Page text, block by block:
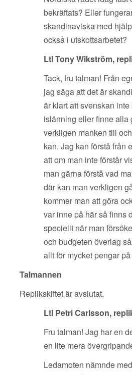
bekräftats? Eller
skandinaviska med
också i utskottsarbetet?
Ltl Tony Wikström,
Tack, fru talman! Från
jag säga att det är
är klart att svenskan
islänning eller finne alla
verkligen manken till
kan. Jag kan förstå från
att om man inte förstår
man gärna förstå vad
där kan man verkligen
kommer man att göra
var inne på här så finns
speciellt när man
och budgeten överlag
allt för mycket pengar på
Talmannen
Replikskiftet är avslutat.
Ltl Petri Carlsson,
Fru talman! Jag har en
en lite mera
Ledamoten nämnde